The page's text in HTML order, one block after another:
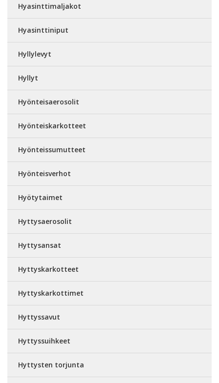
Hyasinttimaljakot
Hyasinttiniput
Hyllylevyt
Hyllyt
Hyönteisaerosolit
Hyönteiskarkotteet
Hyönteissumutteet
Hyönteisverhot
Hyötytaimet
Hyttysaerosolit
Hyttysansat
Hyttyskarkotteet
Hyttyskarkottimet
Hyttyssavut
Hyttyssuihkeet
Hyttysten torjunta